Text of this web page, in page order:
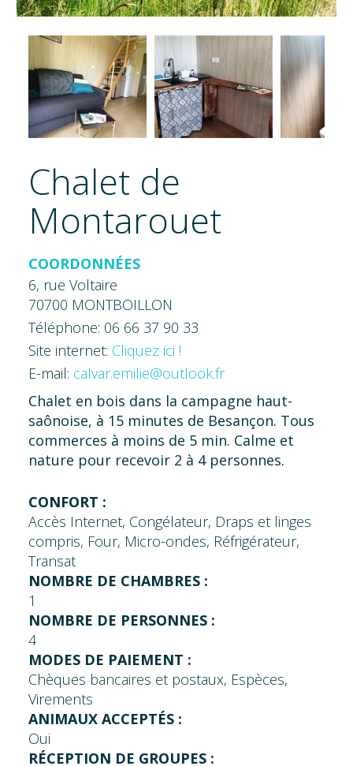
Chalet de
Montarouet
COORDONNÉES
6, rue Voltaire
70700 MONTBOILLON
Téléphone: 06 66 37 90 33
Site internet: Cliquez ici !
E-mail: calvar.emilie@outlook.fr
Chalet en bois dans la campagne haut-
saônoise, à 15 minutes de Besançon. Tous
commerces à moins de 5 min. Calme et
nature pour recevoir 2 à 4 personnes.
CONFORT :
Accès Internet, Congélateur, Draps et linges
compris, Four, Micro-ondes, Réfrigérateur,
Transat
NOMBRE DE CHAMBRES :
1
NOMBRE DE PERSONNES :
4
MODES DE PAIEMENT :
Chèques bancaires et postaux, Espèces,
Virements
ANIMAUX ACCEPTÉS :
Oui
RÉCEPTION DE GROUPES :